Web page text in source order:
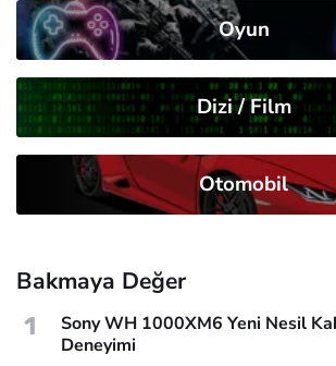
Oyun
Dizi / Film
Otomobil
Bakmaya Değer
1
Sony WH 1000XM6 Yeni Nesil
Deneyimi